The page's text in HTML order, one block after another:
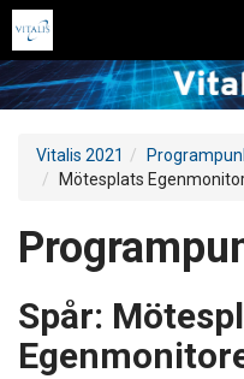
Vitalis 2021
Mötesplats
Spår: